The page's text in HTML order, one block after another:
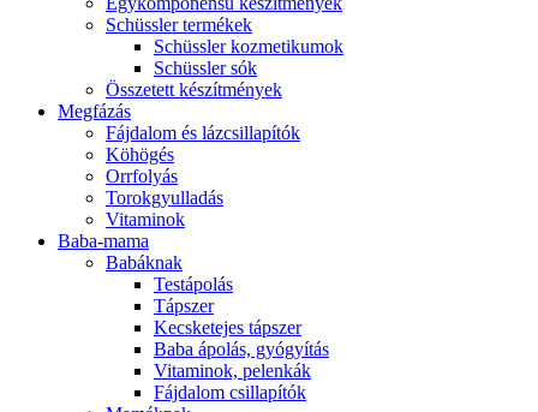
Schüssler termékek
Schüssler kozmetikumok
Schüssler sók
Összetett készítmények
Megfázás
Fájdalom és lázcsillapítók
Köhögés
Orrfolyás
Torokgyulladás
Vitaminok
Baba-mama
Babáknak
Testápolás
Tápszer
Kecsketejes tápszer
Baba ápolás, gyógyítás
Vitaminok, pelenkák
Fájdalom csillapítók